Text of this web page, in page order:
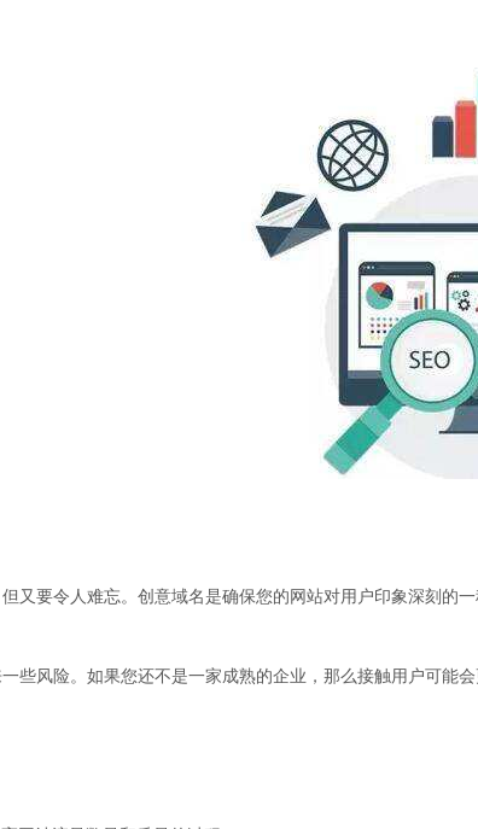
要令人难忘。创意域名是确保您的网站对用户印象深刻的一
风险。如果您还不是一家成熟的企业，那么接触用户可能会